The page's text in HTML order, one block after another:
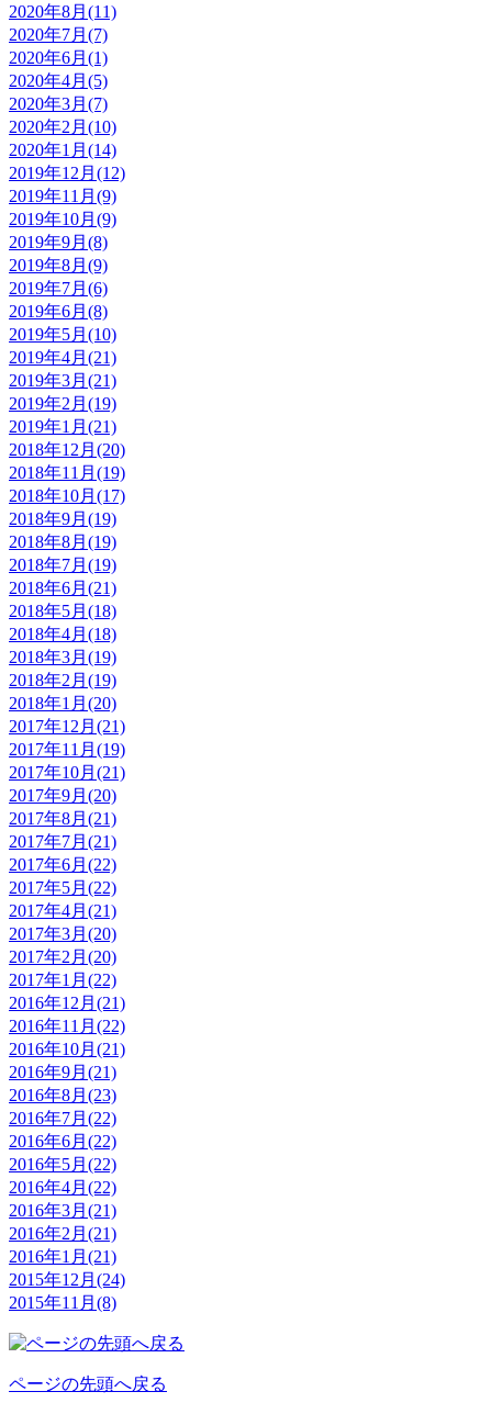
2020年8月(11)
2020年7月(7)
2020年6月(1)
2020年4月(5)
2020年3月(7)
2020年2月(10)
2020年1月(14)
2019年12月(12)
2019年11月(9)
2019年10月(9)
2019年9月(8)
2019年8月(9)
2019年7月(6)
2019年6月(8)
2019年5月(10)
2019年4月(21)
2019年3月(21)
2019年2月(19)
2019年1月(21)
2018年12月(20)
2018年11月(19)
2018年10月(17)
2018年9月(19)
2018年8月(19)
2018年7月(19)
2018年6月(21)
2018年5月(18)
2018年4月(18)
2018年3月(19)
2018年2月(19)
2018年1月(20)
2017年12月(21)
2017年11月(19)
2017年10月(21)
2017年9月(20)
2017年8月(21)
2017年7月(21)
2017年6月(22)
2017年5月(22)
2017年4月(21)
2017年3月(20)
2017年2月(20)
2017年1月(22)
2016年12月(21)
2016年11月(22)
2016年10月(21)
2016年9月(21)
2016年8月(23)
2016年7月(22)
2016年6月(22)
2016年5月(22)
2016年4月(22)
2016年3月(21)
2016年2月(21)
2016年1月(21)
2015年12月(24)
2015年11月(8)
ページの先頭へ戻る